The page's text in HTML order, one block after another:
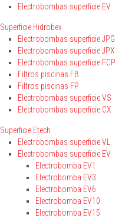
Electrobombas superficie EV
Superficie Hidrobex
Electrobombas superficie JPG
Electrobombas superficie JPX
Electrobombas superficie FCP
Filtros piscinas FB
Filtros piscinas FP
Electrobombas superficie VS
Electrobombas superficie CX
Superficie Etech
Electrobombas superficie VL
Electrobombas superficie EV
Electrobomba EV1
Electrobomba EV3
Electrobomba EV6
Electrobomba EV10
Electrobomba EV15